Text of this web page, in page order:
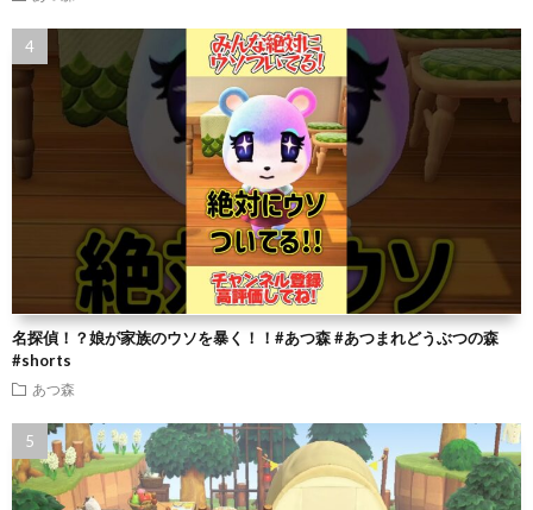
名探偵！？娘が家族のウソを暴く！！#あつ森 #あつまれどうぶつの森
#shorts
あつ森